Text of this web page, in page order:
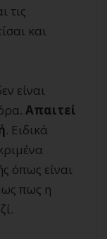
τις
και
είναι
Απαιτεί
. Ειδικά
όπως είναι
πως η